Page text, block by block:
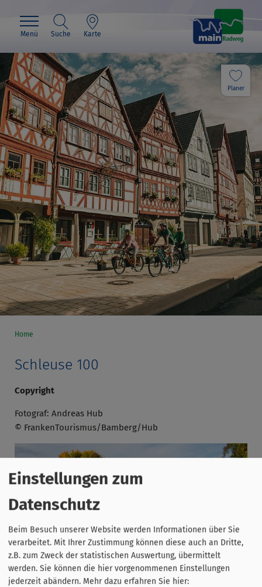
Menü Suche Karte
Planer
Home
Schleuse 100
Copyright
Fotograf: Andreas Hub
© FrankenTourismus/Bamberg/Hub
Einstellungen zum
Datenschutz
Beim Besuch unserer Website werden Informationen über Sie
verarbeitet. Mit Ihrer Zustimmung können diese auch an Dritte,
z.B. zum Zweck der statistischen Auswertung, übermittelt
werden. Sie können die hier vorgenommenen Einstellungen
jederzeit abändern. Mehr dazu erfahren Sie hier: